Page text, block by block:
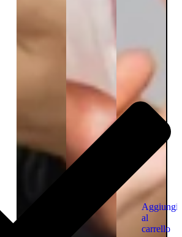
Aggiungi
al
carrello